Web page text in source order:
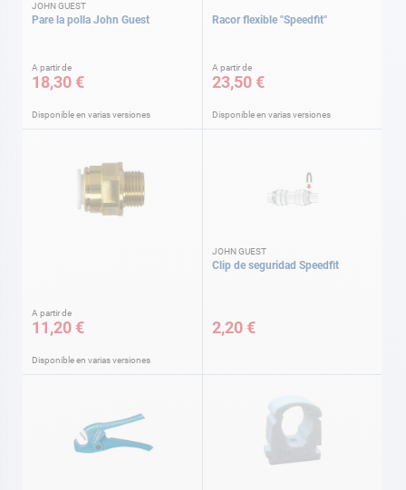
JOHN GUEST
Pare la polla John Guest
A partir de
18,30 €
Disponible en varias versiones
Racor flexible "Speedfit"
A partir de
23,50 €
Disponible en varias versiones
A partir de
11,20 €
Disponible en varias versiones
JOHN GUEST
Clip de seguridad Speedfit
2,20 €